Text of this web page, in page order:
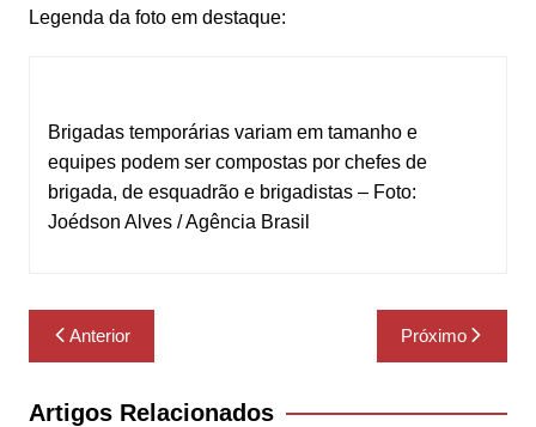
Legenda da foto em destaque:
Brigadas temporárias variam em tamanho e
equipes podem ser compostas por chefes de
brigada, de esquadrão e brigadistas – Foto:
Joédson Alves / Agência Brasil
Navegação
de
Post
Anterior Próximo
Artigos Relacionados